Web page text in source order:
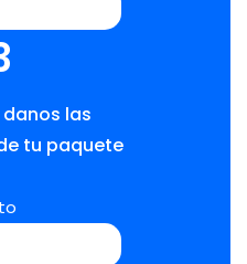
las
tu paquete